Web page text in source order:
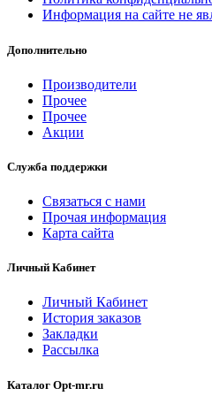
Информация на сайте не
Дополнительно
Производители
Прочее
Прочее
Акции
Служба поддержки
Связаться с нами
Прочая информация
Карта сайта
Личный Кабинет
Личный Кабинет
История заказов
Закладки
Рассылка
Каталог Opt-mr.ru